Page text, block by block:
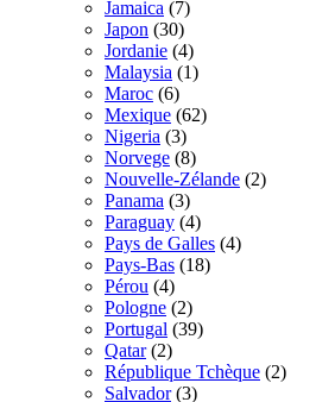
Jamaica (7)
Japon (30)
Jordanie (4)
Malaysia (1)
Maroc (6)
Mexique (62)
Nigeria (3)
Norvege (8)
Nouvelle-Zélande (2)
Panama (3)
Paraguay (4)
Pays de Galles (4)
Pays-Bas (18)
Pérou (4)
Pologne (2)
Portugal (39)
Qatar (2)
République Tchèque (2)
Salvador (3)